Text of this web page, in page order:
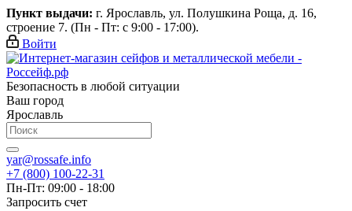
Пункт выдачи: г. Ярославль, ул. Полушкина Роща, д. 16,
строение 7. (Пн - Пт: с 9:00 - 17:00).
Войти
Безопасность в любой ситуации
Ваш город
Ярославль
yar@rossafe.info
+7 (800) 100-22-31
Пн-Пт: 09:00 - 18:00
Запросить счет